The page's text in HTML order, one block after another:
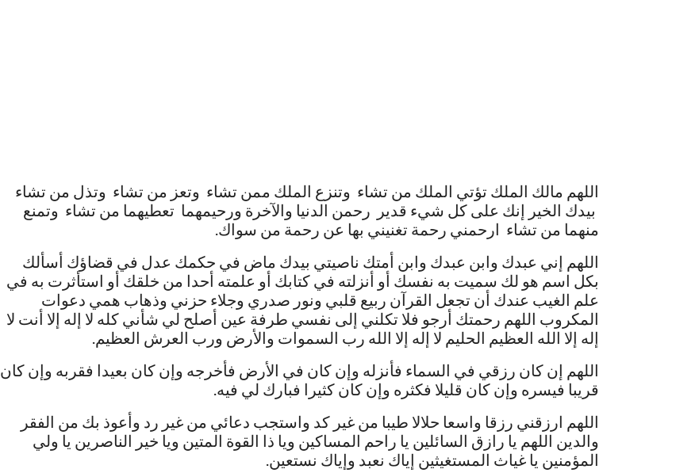
اللهم مالك الملك تؤتي الملك من تشاء وتنزع الملك ممن تشاء وتعز من تشاء وتذل من تشاء
بيدك الخير إنك على كل شيء قدير رحمن الدنيا والآخرة ورحيمهما تعطيهما من تشاء وتمنع
منهما من تشاء ارحمني رحمة تغنيني بها عن رحمة من سواك.
اللهم إني عبدك وابن عبدك وابن أمتك ناصيتي بيدك ماض في حكمك عدل في قضاؤك أسألك
بكل اسم هو لك سميت به نفسك أو أنزلته في كتابك أو علمته أحدا من خلقك أو استأثرت به في
علم الغيب عندك أن تجعل القرآن ربيع قلبي ونور صدري وجلاء حزني وذهاب همي دعوات
المكروب اللهم رحمتك أرجو فلا تكلني إلى نفسي طرفة عين أصلح لي شأني كله لا إله إلا أنت لا
إله إلا الله العظيم الحليم لا إله إلا الله رب السموات والأرض ورب العرش العظيم.
اللهم إن كان رزقي في السماء فأنزله وإن كان في الأرض فأخرجه وإن كان بعيدا فقربه وإن كان
قريبا فيسره وإن كان قليلا فكثره وإن كان كثيرا فبارك لي فيه.
اللهم ارزقني رزقا واسعا حلالا طيبا من غير كد واستجب دعائي من غير رد وأعوذ بك من الفقر
والدين اللهم يا رازق السائلين يا راحم المساكين ويا ذا القوة المتين ويا خير الناصرين يا ولي
المؤمنين يا غياث المستغيثين إياك نعبد وإياك نستعين.